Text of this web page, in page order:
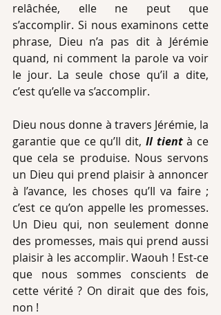
relâchée, elle ne peut que
s’accomplir. Si nous examinons cette
phrase, Dieu n’a pas dit à Jérémie
quand, ni comment la parole va voir
le jour. La seule chose qu’il a dite,
c’est qu’elle va s’accomplir.
Dieu nous donne à travers Jérémie, la
garantie que ce qu’Il dit, Il tient à ce
que cela se produise. Nous servons
un Dieu qui prend plaisir à annoncer
à l’avance, les choses qu’Il va faire ;
c’est ce qu’on appelle les promesses.
Un Dieu qui, non seulement donne
des promesses, mais qui prend aussi
plaisir à les accomplir. Waouh ! Est-ce
que nous sommes conscients de
cette vérité ? On dirait que des fois,
non !